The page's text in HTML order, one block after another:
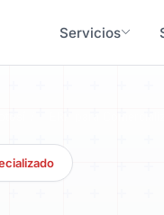
Servicios